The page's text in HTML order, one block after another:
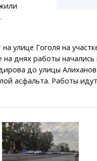
улице Гоголя на
на днях работы начались
до улицы
асфальта. Работы